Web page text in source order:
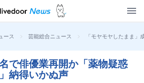
ース > 芸能総合ニュース > 「モヤモヤしたまま
で俳優業再開か「薬物疑惑
納得いかぬ声